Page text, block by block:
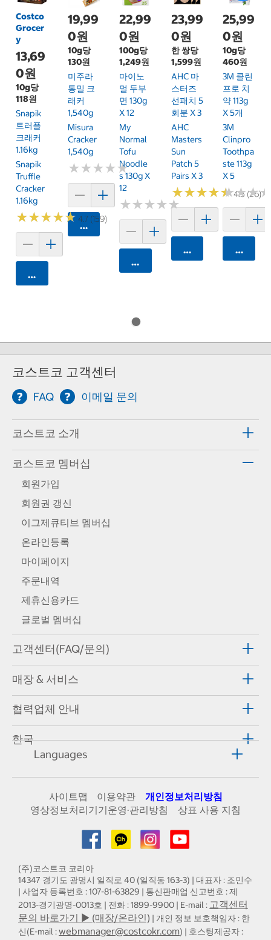
Costco
Grocer
y
13,69
0원
10g당
118원
Snapik
트러플
크래커
1.16kg
Snapik
Truffle
Cracker
1.16kg
★★★★★
★★★★★4.7 (159)
카트에 담기
19,99
0원
10g당
130원
미주라
통밀 크
래커
1,540g
Misura
Cracker
1,540g
★★★★★
★★★★★
카트에 담기
22,99
0원
100g당
1,249원
마이노
멀 두부
면 130g
X 12
My
Normal
Tofu
Noodle
S 130g X
12
★★★★★
★★★★★
카트에 담기
23,99
0원
한 쌍당
1,599원
AHC 마
스터즈
선패치 5
회분 X 3
AHC
Masters
Sun
Patch 5
Pairs X 3
★★★★★
★★★★★4.5 (26)
카트에 담기
25,99
0원
10g당
460원
3M 클린
프로 치
약 113g
X 5개
3M
Clinpro
Toothpa
Ste 113g
X 5
★★★
★★★
카트에
코스트코 고객센터
FAQ 이메일 문의
코스트코 소개
코스트코 멤버십
회원가입
회원권 갱신
이그제큐티브 멤버십
온라인등록
마이페이지
주문내역
제휴신용카드
글로벌 멤버십
고객센터(FAQ/문의)
매장 & 서비스
협력업체 안내
한국
Languages
사이트맵 이용약관
개인정보처리방침
영상정보처리기기운영·관리방침
상표 사용 지침
(주)코스트코 코리아
14347 경기도 광명시 일직로 40 (일직동 163-3) | 대표자 : 조민수
| 사업자 등록번호 : 107-81-63829 | 통신판매업 신고번호 : 제
2013-경기광명-0013호 | 전화 : 1899-9900 | E-mail : 고객센터
문의 바로가기 ▶ (매장/온라인) | 개인 정보 보호책임자 : 한
신(E-mail :webmanager@costcokr.com) | 호스팅제공자 :